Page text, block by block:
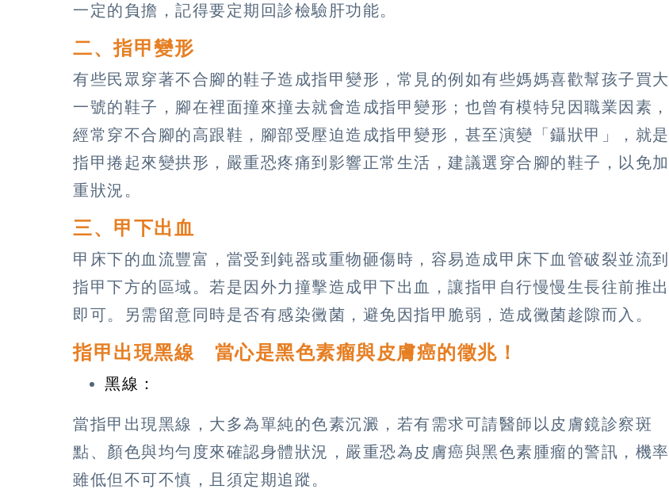
一定的負擔，記得要定期回診檢驗肝功能。
二、指甲變形
有些民眾穿著不合腳的鞋子造成指甲變形，常見的例如有些媽媽喜歡幫孩子買大
一號的鞋子，腳在裡面撞來撞去就會造成指甲變形；也曾有模特兒因職業因素，
經常穿不合腳的高跟鞋，腳部受壓迫造成指甲變形，甚至演變「鑷狀甲」，就是
指甲捲起來變拱形，嚴重恐疼痛到影響正常生活，建議選穿合腳的鞋子，以免加
重狀況。
三、甲下出血
甲床下的血流豐富，當受到鈍器或重物砸傷時，容易造成甲床下血管破裂並流到
指甲下方的區域。若是因外力撞擊造成甲下出血，讓指甲自行慢慢生長往前推出
即可。另需留意同時是否有感染黴菌，避免因指甲脆弱，造成黴菌趁隙而入。
指甲出現黑線 當心是黑色素瘤與皮膚癌的徵兆！
黑線：
當指甲出現黑線，大多為單純的色素沉澱，若有需求可請醫師以皮膚鏡診察斑
點、顏色與均勻度來確認身體狀況，嚴重恐為皮膚癌與黑色素腫瘤的警訊，機率
雖低但不可不慎，且須定期追蹤。